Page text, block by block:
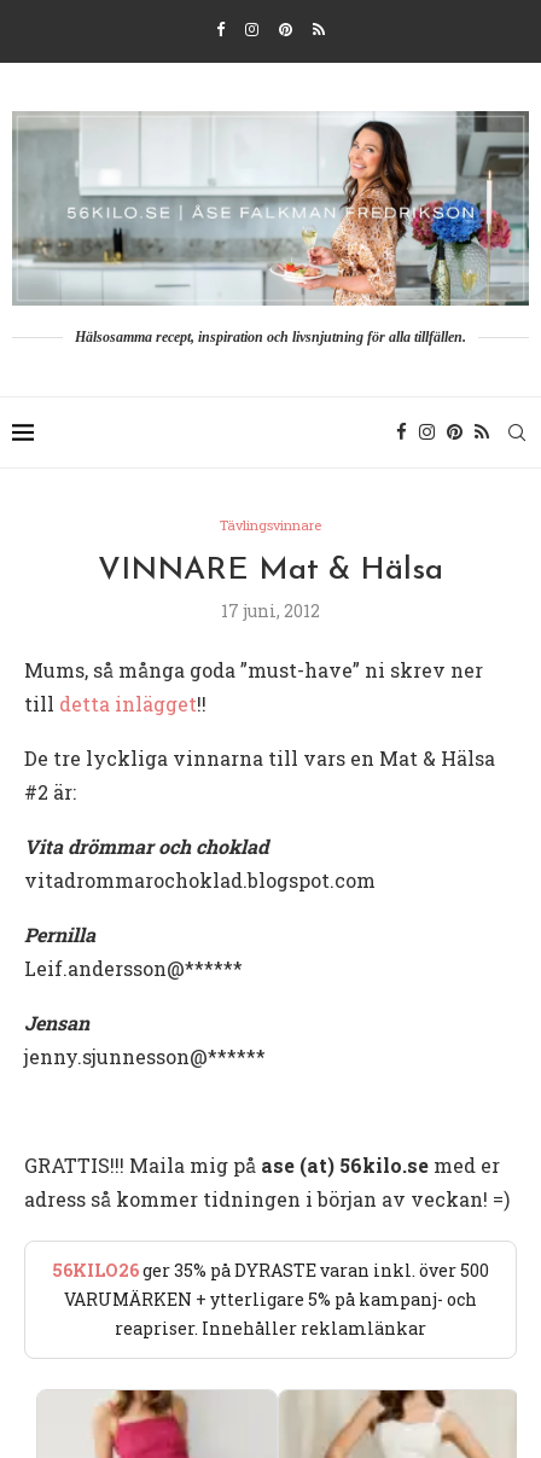
Hälsosamma recept, inspiration och livsnjutning för alla tillfällen.
Tävlingsvinnare
VINNARE Mat & Hälsa
17 juni, 2012
Mums, så många goda ”must-have” ni skrev ner
till detta inlägget!!
De tre lyckliga vinnarna till vars en Mat & Hälsa
#2 är:
Vita drömmar och choklad
vitadrommarochoklad.blogspot.com
Pernilla
Leif.andersson@******
Jensan
jenny.sjunnesson@******
GRATTIS!!! Maila mig på ase (at) 56kilo.se med er
adress så kommer tidningen i början av veckan! =)
56KILO26ger 35% på DYRASTE varan inkl. över 500
VARUMÄRKEN + ytterligare 5% på kampanj- och
reapriser. Innehåller reklamlänkar